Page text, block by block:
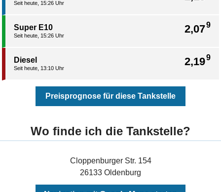
Seit heute, 15:26 Uhr
2,079
Super E10
Seit heute, 15:26 Uhr
2,199
Diesel
Seit heute, 13:10 Uhr
Preisprognose für diese Tankstelle
Wo finde ich die Tankstelle?
Cloppenburger Str. 154
26133 Oldenburg